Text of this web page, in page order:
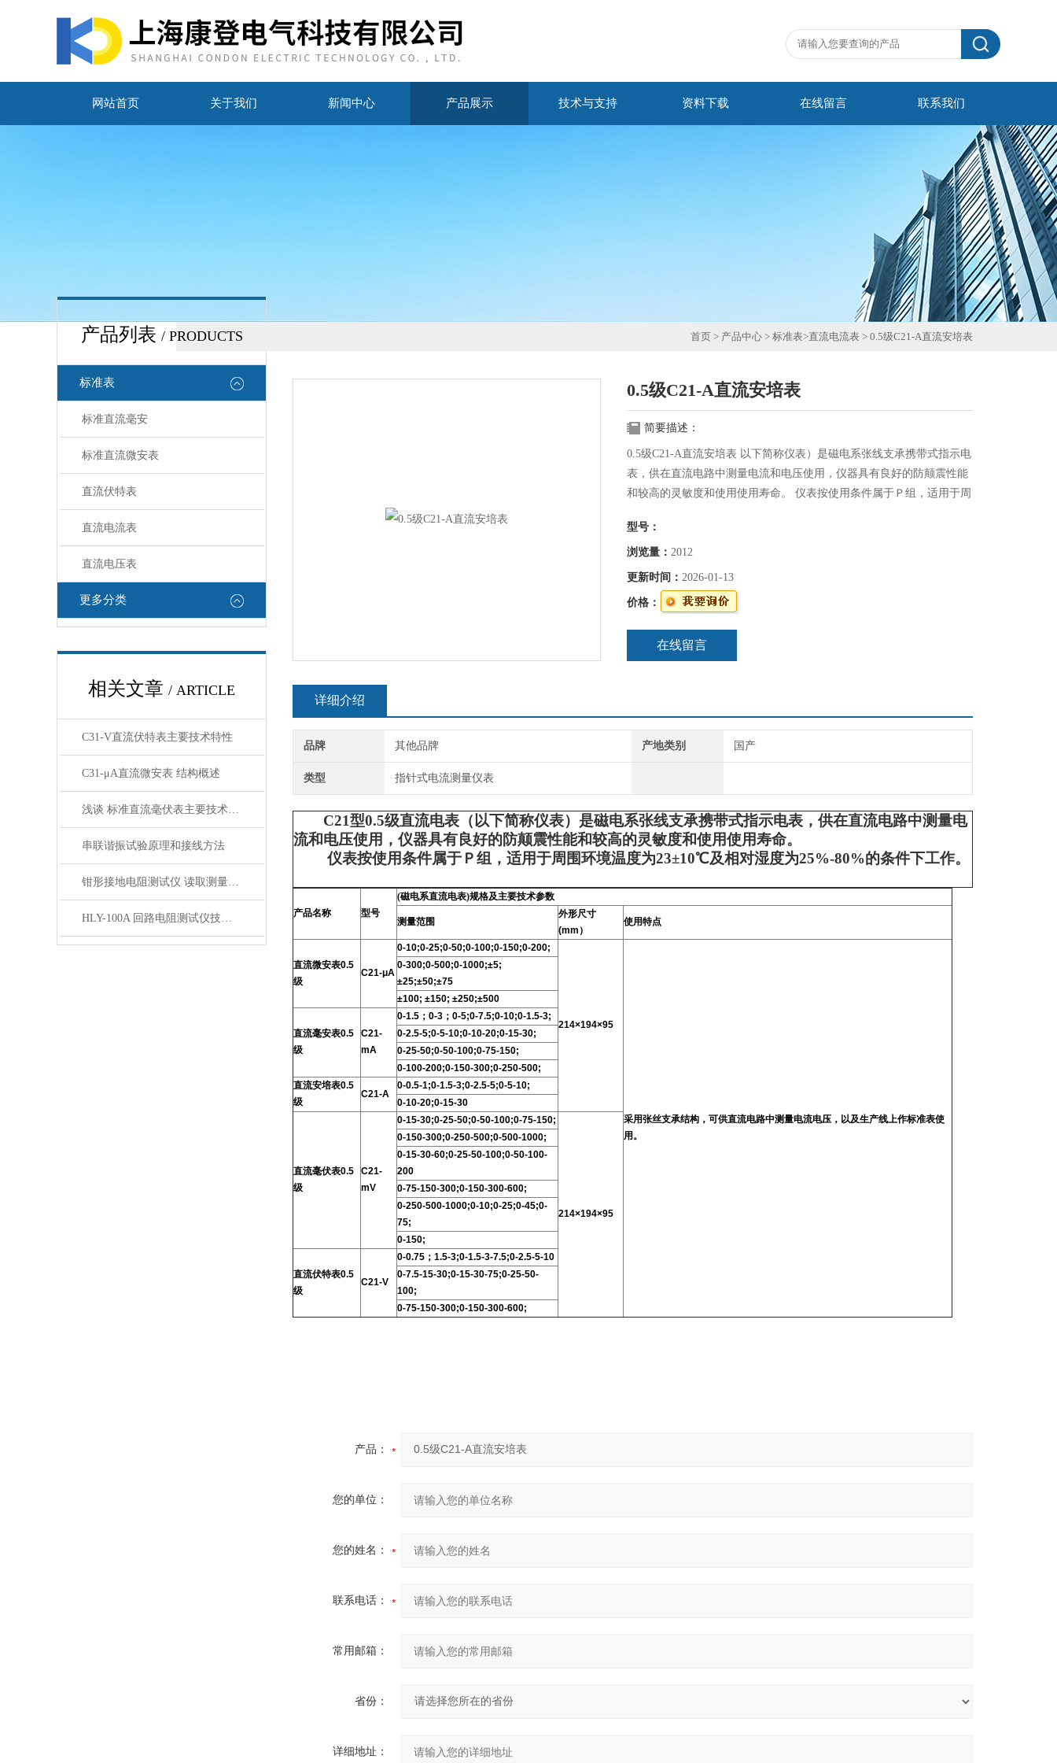
网站首页 关于我们 新闻中心 产品展示 技术与支持 资料下载 在线留言 联系我们
产品列表 / PRODUCTS
标准表
标准直流毫安
标准直流微安表
直流伏特表
直流电流表
直流电压表
更多分类
相关文章 / ARTICLE
C31-V直流伏特表主要技术特性
C31-μA直流微安表 结构概述
浅谈 标准直流毫伏表主要技术特性
串联谐振试验原理和接线方法
钳形接地电阻测试仪 读取测量结果方法
HLY-100A 回路电阻测试仪技术参数
首页 > 产品中心 > 标准表>直流电流表 > 0.5级C21-A直流安培表
0.5级C21-A直流安培表
简要描述：
0.5级C21-A直流安培表 以下简称仪表）是磁电系张线支承携带式指示电
表，供在直流电路中测量电流和电压使用，仪器具有良好的防颠震性能
和较高的灵敏度和使用使用寿命。 仪表按使用条件属于Ｐ组，适用于周
作
型号：
浏览量： 2012
更新时间： 2026-01-13
价格：
在线留言
详细介绍
品牌 其他品牌 产地类别 国产
类型 指针式电流测量仪表
C21型0.5级直流电表（以下简称仪表）是磁电系张线支承携带式指示电表，供在直流电路中测量电
流和电压使用，仪器具有良好的防颠震性能和较高的灵敏度和使用使用寿命。
仪表按使用条件属于Ｐ组，适用于周围环境温度为23±10℃及相对湿度为25%-80%的条件下工作。
产品名称 型号
(磁电系直流电表)规格及主要技术参数
测量范围
外形尺寸
(mm）
使用特点
直流微安表0.5
级
C21-μA
0-10;0-25;0-50;0-100;0-150;0-200;
214×194×95
采用张丝支承结构，可供直流电路中测量电流电压，以及生产线上作标准表使
用。
0-300;0-500;0-1000;±5;
±25;±50;±75
±100; ±150; ±250;±500
直流毫安表0.5
级
C21-
mA
0-1.5；0-3；0-5;0-7.5;0-10;0-1.5-3;
0-2.5-5;0-5-10;0-10-20;0-15-30;
0-25-50;0-50-100;0-75-150;
0-100-200;0-150-300;0-250-500;
直流安培表0.5
级
C21-A
0-0.5-1;0-1.5-3;0-2.5-5;0-5-10;
0-10-20;0-15-30
直流毫伏表0.5
级
C21-
mV
0-15-30;0-25-50;0-50-100;0-75-150;
214×194×95
0-150-300;0-250-500;0-500-1000;
0-15-30-60;0-25-50-100;0-50-100-
200
0-75-150-300;0-150-300-600;
0-250-500-1000;0-10;0-25;0-45;0-
75;
0-150;
直流伏特表0.5
级
C21-V
0-0.75；1.5-3;0-1.5-3-7.5;0-2.5-5-10
0-7.5-15-30;0-15-30-75;0-25-50-
100;
0-75-150-300;0-150-300-600;
产品：
您的单位：
您的姓名：
联系电话：
常用邮箱：
省份：
详细地址：